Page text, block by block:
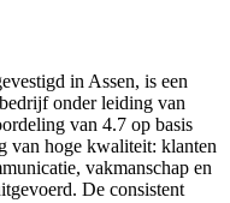
in Assen, is een
onder leiding van
van 4.7 op basis
van hoge kwaliteit: klanten
vakmanschap en
De consistent